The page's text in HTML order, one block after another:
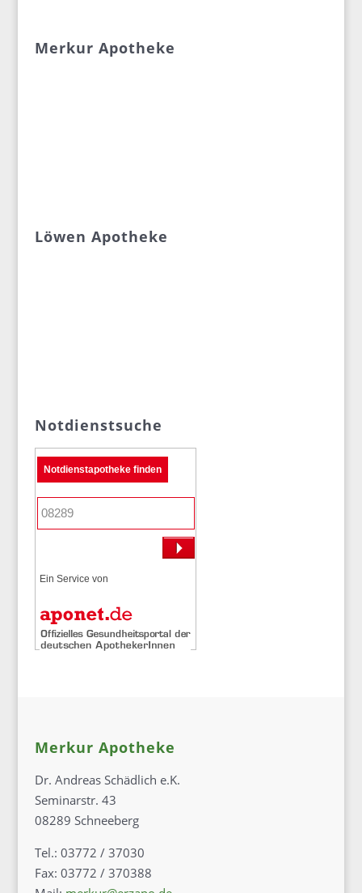
Merkur Apotheke
Löwen Apotheke
Notdienstsuche
Notdienstapotheke finden
Ein Service von
Merkur Apotheke
Dr. Andreas Schädlich e.K.
Seminarstr. 43
08289 Schneeberg
Tel.: 03772 / 37030
Fax: 03772 / 370388